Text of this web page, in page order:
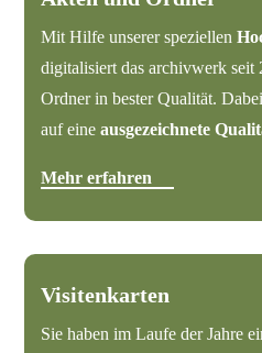
Mit Hilfe unserer speziellen
digitalisiert das archivwerk seit
Ordner in bester Qualität.
auf eineausgezeichnete
Mehr erfahren
Visitenkarten
Sie haben im Laufe der Jahre